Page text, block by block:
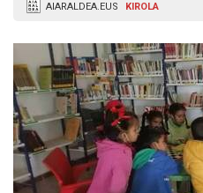
AIARALDEA.EUS KIROLA